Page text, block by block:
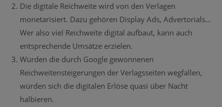
Die digitale Reichweite wird von den Verlagen
monetarisiert. Dazu gehören Display Ads, Advertorials…
Wer also viel Reichweite digital aufbaut, kann auch
entsprechende Umsätze erzielen.
Würden die durch Google gewonnenen
Reichweitensteigerungen der Verlagsseiten wegfallen,
würden sich die digitalen Erlöse quasi über Nacht
halbieren.